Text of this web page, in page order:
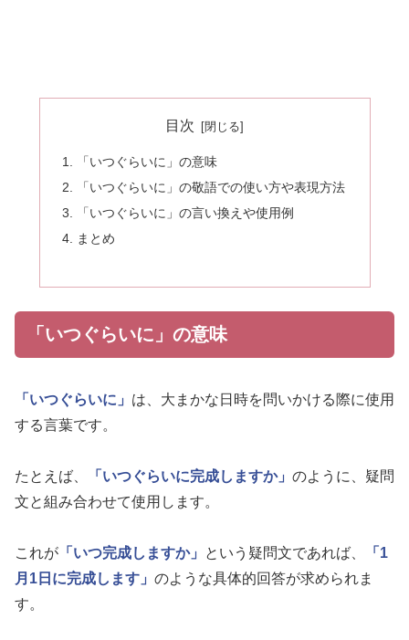
目次
「いつぐらいに」の意味
「いつぐらいに」の敬語での使い方や表現方法
「いつぐらいに」の言い換えや使用例
まとめ
「いつぐらいに」の意味
「いつぐらいに」 は、大まかな日時を問いかける際に使用
する言葉です。
たとえば、 「いつぐらいに完成しますか」 のように、疑問
文と組み合わせて使用します。
これが 「いつ完成しますか」 という疑問文であれば、
「1
月1日に完成します」 のような具体的回答が求められま
す。